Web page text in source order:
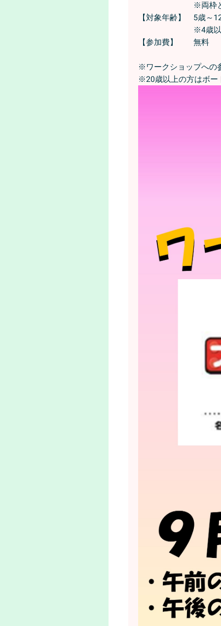
※両枠とも満員
【対象年齢】 5歳～
※4歳以下のお
【参加費】 無料
※ワークショップへの
※20歳以上の方はボー